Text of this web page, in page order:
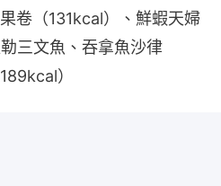
卷（131kcal）、鮮蝦天婦
三文魚、吞拿魚沙律
）